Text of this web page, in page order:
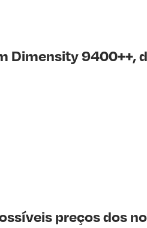
Dimensity 9400++,
preços dos